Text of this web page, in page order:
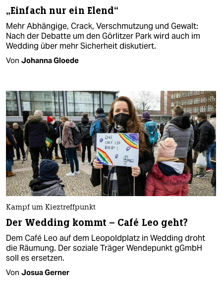
„Einfach nur ein Elend“
Mehr Abhängige, Crack, Verschmutzung und Gewalt:
Nach der Debatte um den Görlitzer Park wird auch im
Wedding über mehr Sicherheit diskutiert.
Von Johanna Gloede
Kampf um Kieztreffpunkt
Der Wedding kommt – Café Leo geht?
Dem Café Leo auf dem Leopoldplatz in Wedding droht
die Räumung. Der soziale Träger Wendepunkt gGmbH
soll es ersetzen.
Von Josua Gerner